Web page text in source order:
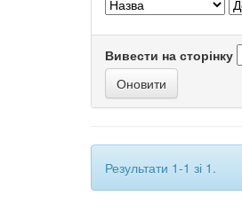
Вивести на сторінку
Результати 1-1 зі 1.